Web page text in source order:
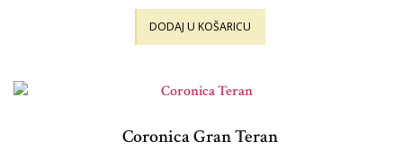
DODAJ U KOŠARICU
Coronica Gran Teran